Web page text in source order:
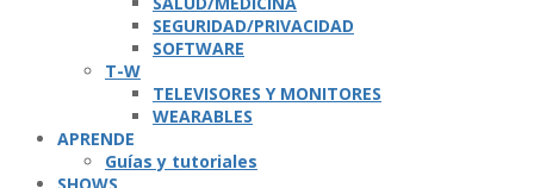
SEGURIDAD/PRIVACIDAD
SOFTWARE
T-W
TELEVISORES Y MONITORES
WEARABLES
APRENDE
Guí­as y tutoriales